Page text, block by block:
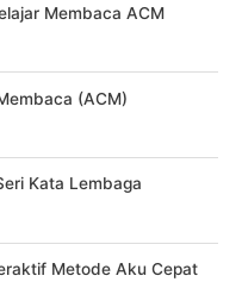
Membaca ACM
(ACM)
Kata Lembaga
Metode Aku Cepat